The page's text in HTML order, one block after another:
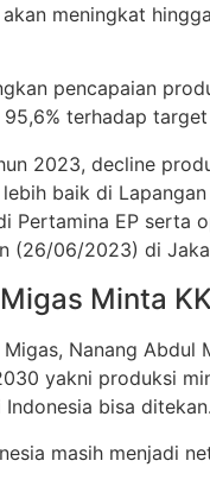
meningkat
pencapaian
terhadap
2023, decline
baik di
Pertamina EP serta
(26/06/2023) di
Minta
Migas, Nanang
yakni produksi
bisa ditekan.
masih menjadi